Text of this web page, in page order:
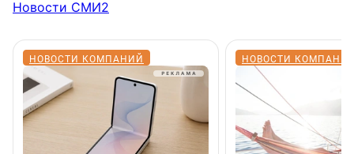
Новости СМИ2
НОВОСТИ КОМПАНИЙ НОВОСТИ